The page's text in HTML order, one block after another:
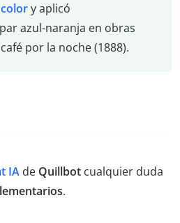
y aplicó
azul-naranja en obras
por la noche (1888).
IA de Quillbot cualquier duda
.